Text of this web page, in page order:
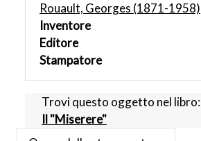
Rouault, Georges (1871-1958)
Inventore
Editore
Stampatore
Trovi questo oggetto nel libro:
Il "Miserere"